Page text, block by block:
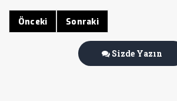
Önceki Sonraki
Sizde Yazın